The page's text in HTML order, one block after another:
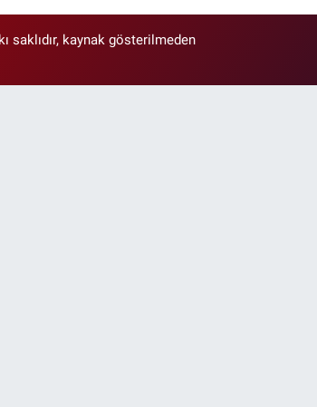
saklıdır, kaynak gösterilmeden